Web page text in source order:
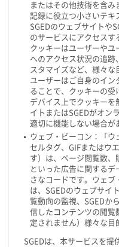
またはその他技術を含み
記録に役立つ小さいテキ
SGEDのウェブサイトや
のサービスにアクセスす
クッキーはユーザーやユ
へのアクセス状況の追跡
スタマイズなど、様々な
ユーザーはご自身のイン
ることで、クッキーの受
デバイス上でクッキーを
イトまたはSGEDがオン
適切に機能しない場合が
ウェブ・ビーコン：「ウ
セルタグ、GIFまたはウ
す）は、ページ閲覧数、
といった広告に関する
さなコードです。ウェ
は、SGEDのウェブサイ
覧動向の監視、SGEDか
信したコンテンツの閲覧
定されません）様々な目
SGEDは、本サービスを提